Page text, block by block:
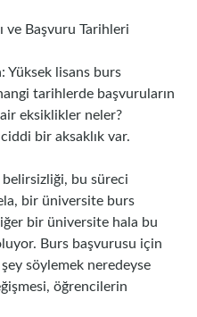
ve Başvuru Tarihleri
Yüksek lisans burs
hangi tarihlerde başvuruların
eksiklikler neler?
bir aksaklık var.
bu süreci
bir üniversite burs
bir üniversite hala bu
Burs başvurusu için
söylemek neredeyse
öğrencilerin